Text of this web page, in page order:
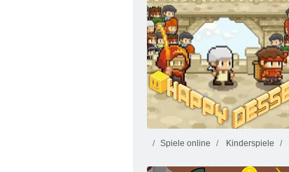
Wächter des Hains
Spiele online Kinderspiele